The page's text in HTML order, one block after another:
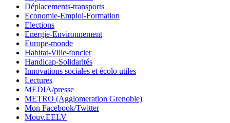
Déplacements-transports
Economie-Emploi-Formation
Elections
Energie-Environnement
Europe-monde
Habitat-Ville-foncier
Handicap-Solidarités
Innovations sociales et écolo utiles
Lectures
MEDIA/presse
METRO (Agglomeration Grenoble)
Mon Facebook/Twitter
Mouv.EELV